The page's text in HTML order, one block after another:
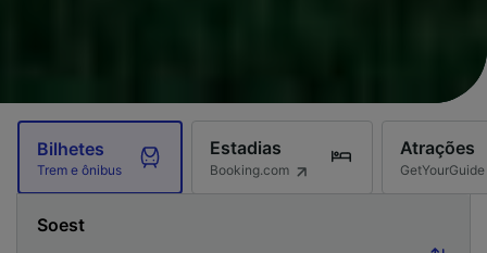
Bilhetes
Trem e ônibus
Estadias
Booking.com
Atrações
GetYourGuide